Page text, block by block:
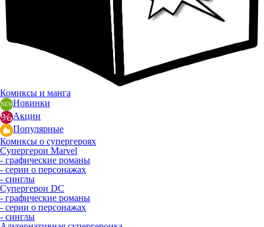
Комиксы и манга
Новинки
Акции
Популярные
Комиксы о супергероях
Супергерои Marvel
- графические романы
- серии о персонажах
- синглы
Супергерои DC
- графические романы
- серии о персонажах
- синглы